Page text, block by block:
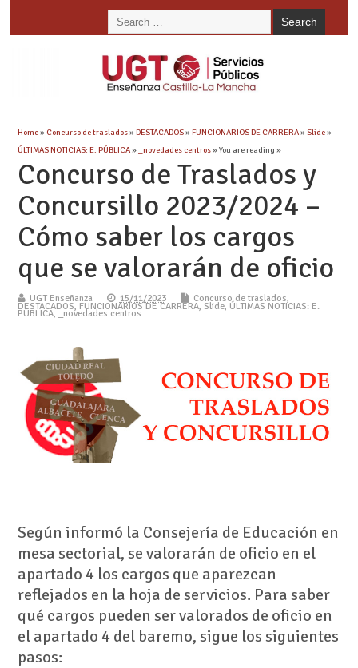
Home» Concurso de traslados»DESTACADOS»FUNCIONARIOS DE CARRERA»Slide»
ÚLTIMAS NOTICIAS: E. PÚBLICA» _novedades centros» You are reading »
Concurso de Traslados y
Concursillo 2023/2024 –
Cómo saber los cargos
que se valorarán de oficio
UGT Enseñanza 15/11/2023 Concurso de traslados,
DESTACADOS, FUNCIONARIOS DE CARRERA, Slide, ÚLTIMAS NOTICIAS: E.
PÚBLICA, _novedades centros
Según informó la Consejería de Educación en
mesa sectorial, se valorarán de oficio en el
apartado 4 los cargos que aparezcan
reflejados en la hoja de servicios. Para saber
qué cargos pueden ser valorados de oficio en
el apartado 4 del baremo, sigue los siguientes
pasos: